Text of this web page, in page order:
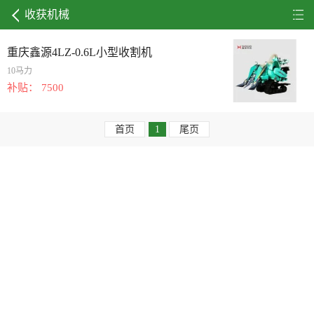
收获机械
重庆鑫源4LZ-0.6L小型收割机
10马力
补贴： 7500
首页 1 尾页